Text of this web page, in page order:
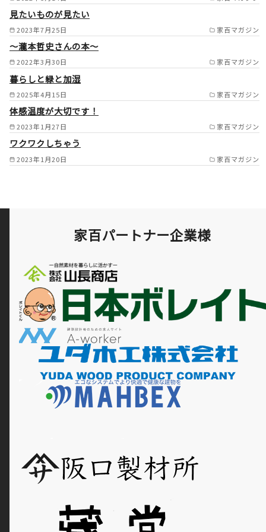
市/芦屋市/豊能郡/箕面市/池田
市/ /
2023年7月25日 家百マガジン
見たいものが見たい
2022年3月30日 家百マガジン
～瀧本哲史さんの本～
2025年4月15日 家百マガジン
暮らしと緑と加湿
2023年1月27日 家百マガジン
体感温度が大切です！
2023年1月20日 家百マガジン
ワクワクしちゃう
家百パートナー企業様